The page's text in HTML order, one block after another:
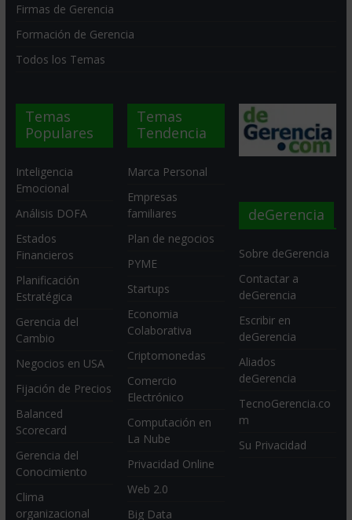
Firmas de Gerencia
Formación de Gerencia
Todos los Temas
Temas
Populares
Inteligencia
Emocional
Análisis DOFA
Estados
Financieros
Planificación
Estratégica
Gerencia del
Cambio
Negocios en USA
Fijación de Precios
Balanced
Scorecard
Gerencia del
Conocimiento
Clima
organizacional
Temas
Tendencia
Marca Personal
Empresas
familiares
Plan de negocios
PYME
Startups
Economia
Colaborativa
Criptomonedas
Comercio
Electrónico
Computación en
La Nube
Privacidad Online
Web 2.0
Big Data
deGerencia
Sobre deGerencia
Contactar a
deGerencia
Escribir en
deGerencia
Aliados
deGerencia
TecnoGerencia.co
m
Su Privacidad